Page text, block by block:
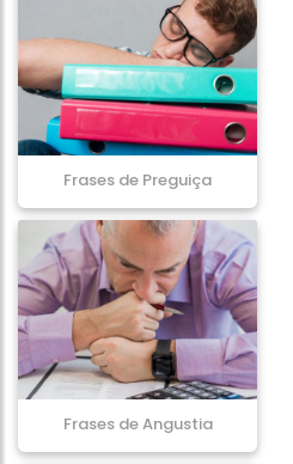
Frases de Preguiça
Frases de Angustia